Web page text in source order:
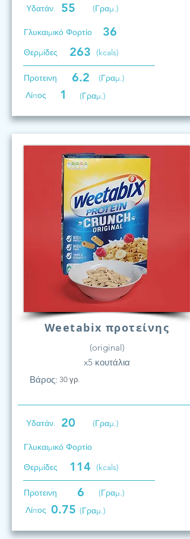
Υδατάν. 55 (Γραμ.)
Γλυκαιμικό Φορτίο 36
Θερμίδες 263 (kcals)
Προτεινη 6.2
(Γραμ.)
Λίπος
1 (Γραμ.)
Weetabix προτείνης
(original)
x5 κουτάλια
Βάρος: 30 γρ.
Υδατάν. 20 (Γραμ.)
Γλυκαιμικό Φορτίο
Θερμίδες
114 (kcals)
Προτεινη 6
(Γραμ.)
Λίπος 0.75 (Γραμ.)